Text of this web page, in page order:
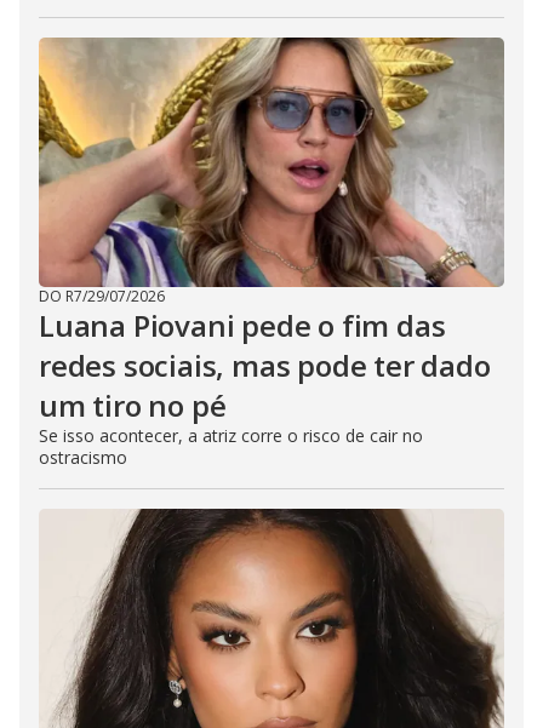
DO R7/29/07/2026
Luana Piovani pede o fim das
redes sociais, mas pode ter dado
um tiro no pé
Se isso acontecer, a atriz corre o risco de cair no
ostracismo